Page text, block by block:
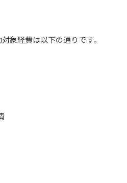
象経費は以下の通りです。